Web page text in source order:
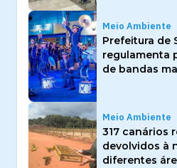
Meio Ambiente
Prefeitura de
regulamenta
de bandas
Meio Ambiente
317 canários
devolvidos à
diferentes